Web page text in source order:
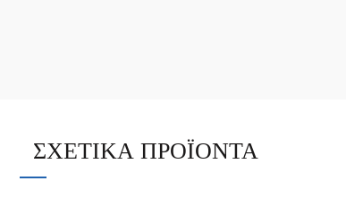
ΣΧΕΤΙΚΆ ΠΡΟΪΌΝΤΑ